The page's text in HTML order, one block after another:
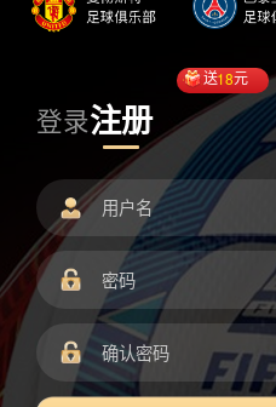
登录注册
送18元